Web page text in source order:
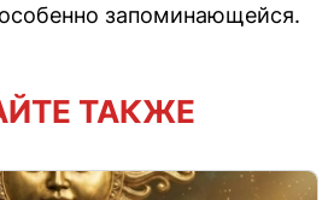
запоминающейся.
ТАКЖЕ